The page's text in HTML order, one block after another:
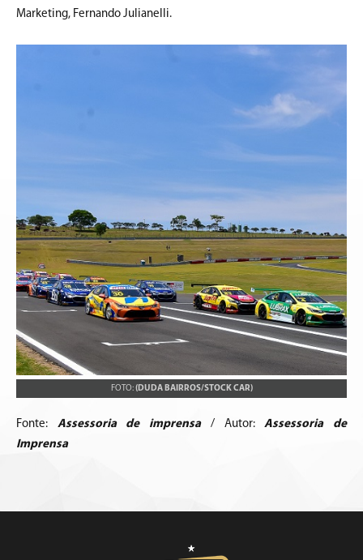
Marketing, Fernando Julianelli.
FOTO:(DUDA BAIRROS/STOCK CAR)
Fonte: Assessoria de imprensa/ Autor:Assessoria de
Imprensa